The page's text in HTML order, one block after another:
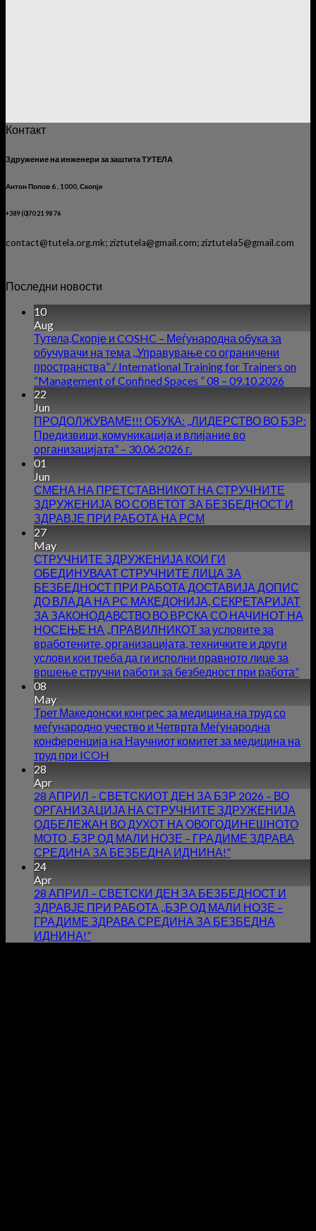
Контакт
Здружение на инженери за заштита ТУТЕЛА
Антон Попов 6 , 1000, Скопје
+389 (0)70 21 98 76
contact@tutela.org.mk; ziztutela@gmail.com; ziztutela5@gmail.com
Последни новости
10
Aug
Тутела,Скопје и COSHC – Меѓународна обука за
обучувачи на тема ,,Управување со ограничени
пространства” / International Training for Trainers on
“Management of Confined Spaces ” 08 – 09.10.2026
22
Jun
ПРОДОЛЖУВАМЕ!!! ОБУКА: ,,ЛИДЕРСТВО ВО БЗР:
Предизвици, комуникација и влијание во
организацијата” – 30.06.2026 г.
01
Jun
СМЕНА НА ПРЕТСТАВНИКОТ НА СТРУЧНИТЕ
ЗДРУЖЕНИЈА ВО СОВЕТОТ ЗА БЕЗБЕДНОСТ И
ЗДРАВЈЕ ПРИ РАБОТА НА РСМ
27
May
СТРУЧНИТЕ ЗДРУЖЕНИЈА КОИ ГИ
ОБЕДИНУВААТ СТРУЧНИТЕ ЛИЦА ЗА
БЕЗБЕДНОСТ ПРИ РАБОТА ДОСТАВИЈА ДОПИС
ДО ВЛАДА НА РС МАКЕДОНИЈА, СЕКРЕТАРИЈАТ
ЗА ЗАКОНОДАВСТВО ВО ВРСКА СО НАЧИНОТ НА
НОСЕЊЕ НА ,,ПРАВИЛНИКОТ за условите за
вработените, организацијата, техничките и други
услови кои треба да ги исполни правното лице за
вршење стручни работи за безбедност при работа”
08
May
Трет Македонски конгрес за медицина на труд со
меѓународно учество и Четврта Меѓународна
конференција на Научниот комитет за медицина на
труд при ICOH
28
Apr
28 АПРИЛ – СВЕТСКИОТ ДЕН ЗА БЗР 2026 – ВО
ОРГАНИЗАЦИЈА НА СТРУЧНИТЕ ЗДРУЖЕНИЈА
ОДБЕЛЕЖАН ВО ДУХОТ НА ОВОГОДИНЕШНОТО
МОТО ,,БЗР ОД МАЛИ НОЗЕ – ГРАДИМЕ ЗДРАВА
СРЕДИНА ЗА БЕЗБЕДНА ИДНИНА!”
24
Apr
28 АПРИЛ – СВЕТСКИ ДЕН ЗА БЕЗБЕДНОСТ И
ЗДРАВЈЕ ПРИ РАБОТА ,,БЗР ОД МАЛИ НОЗЕ –
ГРАДИМЕ ЗДРАВА СРЕДИНА ЗА БЕЗБЕДНА
ИДНИНА!”